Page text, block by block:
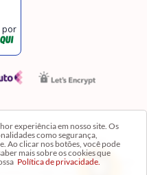
experiência em nosso site. Os
como segurança,
Ao clicar nos botões, você pode
mais sobre os cookies que
Política de privacidade.
Alimentícios LTDA | CNPJ:
11
não se aplicam aos da Loja Física. Na Loja